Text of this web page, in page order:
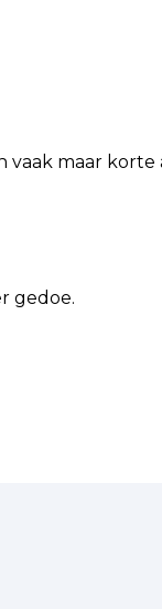
vaak maar korte
gedoe.